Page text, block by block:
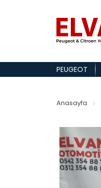
PEUGEOT
Anasayfa